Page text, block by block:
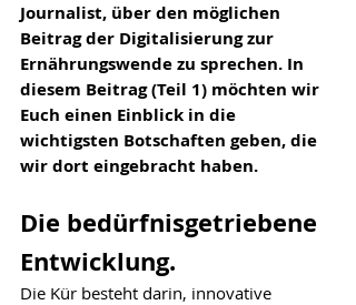
Journalist, über den möglichen
Beitrag der Digitalisierung zur
Ernährungswende zu sprechen. In
diesem Beitrag (Teil 1) möchten wir
Euch einen Einblick in die
wichtigsten Botschaften geben, die
wir dort eingebracht haben.
Die bedürfnisgetriebene
Entwicklung.
Die Kür besteht darin, innovative